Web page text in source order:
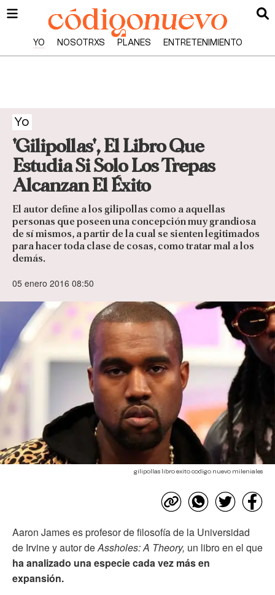
YO NOSOTRXS PLANES ENTRETENIMIENTO
Yo
'Gilipollas', El Libro Que
Estudia Si Solo Los Trepas
Alcanzan El Éxito
El autor define a los gilipollas como a aquellas
personas que poseen una concepción muy grandiosa
de sí mismos, a partir de la cual se sienten legitimados
para hacer toda clase de cosas, como tratar mal a los
demás.
05 enero 2016 08:50
gilipollas libro exito codigo nuevo mileniales
Aaron James es profesor de filosofía de la Universidad
de Irvine y autor deAssholes: A Theory, un libro en el que
ha analizado una especie cada vez más en
expansión.